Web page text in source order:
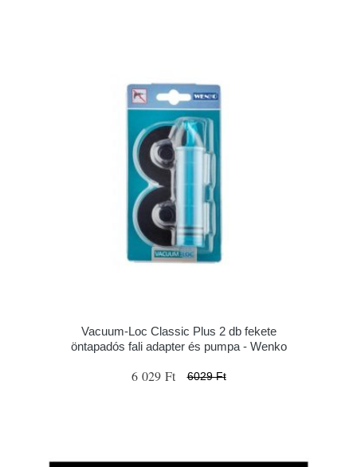
Vacuum-Loc Classic Plus 2 db fekete
öntapadós fali adapter és pumpa - Wenko
6 029 Ft 6029 Ft